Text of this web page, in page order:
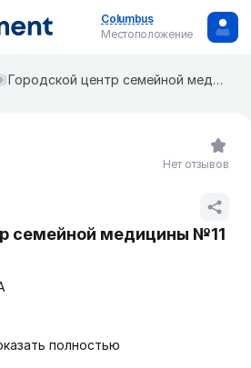
Columbus
Местоположение
Городской центр семейной медицины №11
семейной медицины №11
полностью
Нет отзывов